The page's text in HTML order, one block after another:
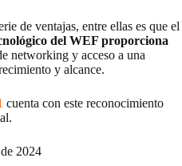
de ventajas, entre ellas es que el
del WEF proporciona
networking y acceso a una
y alcance.
cuenta con este reconocimiento
2024